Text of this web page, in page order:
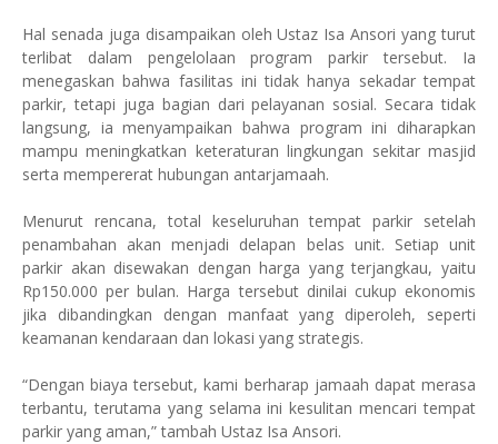
‎Hal senada juga disampaikan oleh Ustaz Isa Ansori yang turut
terlibat dalam pengelolaan program parkir tersebut. Ia
menegaskan bahwa fasilitas ini tidak hanya sekadar tempat
parkir, tetapi juga bagian dari pelayanan sosial. Secara tidak
langsung, ia menyampaikan bahwa program ini diharapkan
mampu meningkatkan keteraturan lingkungan sekitar masjid
serta mempererat hubungan antarjamaah.
‎Menurut rencana, total keseluruhan tempat parkir setelah
penambahan akan menjadi delapan belas unit. Setiap unit
parkir akan disewakan dengan harga yang terjangkau, yaitu
Rp150.000 per bulan. Harga tersebut dinilai cukup ekonomis
jika dibandingkan dengan manfaat yang diperoleh, seperti
keamanan kendaraan dan lokasi yang strategis.
‎“Dengan biaya tersebut, kami berharap jamaah dapat merasa
terbantu, terutama yang selama ini kesulitan mencari tempat
parkir yang aman,” tambah Ustaz Isa Ansori.